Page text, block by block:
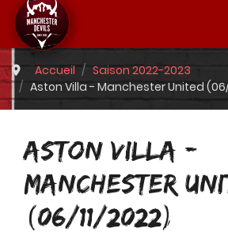
Accueil
Saison 2022-2023
Aston Villa - Manchester United (06/
ASTON VILLA -
MANCHESTER
(06/11/2022)